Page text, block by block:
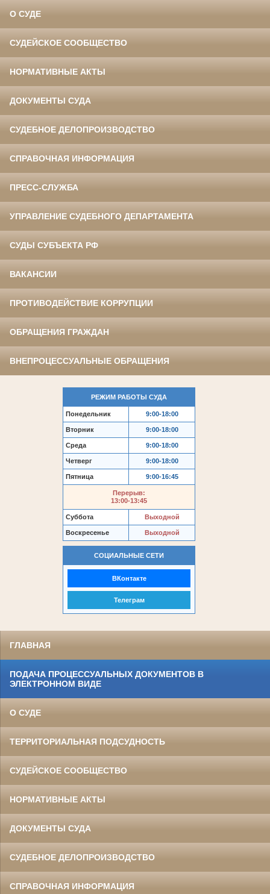
О СУДЕ
СУДЕЙСКОЕ СООБЩЕСТВО
НОРМАТИВНЫЕ АКТЫ
ДОКУМЕНТЫ СУДА
СУДЕБНОЕ ДЕЛОПРОИЗВОДСТВО
СПРАВОЧНАЯ ИНФОРМАЦИЯ
ПРЕСС-СЛУЖБА
УПРАВЛЕНИЕ СУДЕБНОГО ДЕПАРТАМЕНТА
СУДЫ СУБЪЕКТА РФ
ВАКАНСИИ
ПРОТИВОДЕЙСТВИЕ КОРРУПЦИИ
ОБРАЩЕНИЯ ГРАЖДАН
ВНЕПРОЦЕССУАЛЬНЫЕ ОБРАЩЕНИЯ
РЕЖИМ РАБОТЫ СУДА
Понедельник 9:00-18:00
Вторник 9:00-18:00
Среда 9:00-18:00
Четверг 9:00-18:00
Пятница 9:00-16:45
Перерыв:
13:00-13:45
Суббота Выходной
Воскресенье Выходной
СОЦИАЛЬНЫЕ СЕТИ
ВКонтакте
Телеграм
ГЛАВНАЯ
ПОДАЧА ПРОЦЕССУАЛЬНЫХ ДОКУМЕНТОВ В
ЭЛЕКТРОННОМ ВИДЕ
О СУДЕ
ТЕРРИТОРИАЛЬНАЯ ПОДСУДНОСТЬ
СУДЕЙСКОЕ СООБЩЕСТВО
НОРМАТИВНЫЕ АКТЫ
ДОКУМЕНТЫ СУДА
СУДЕБНОЕ ДЕЛОПРОИЗВОДСТВО
СПРАВОЧНАЯ ИНФОРМАЦИЯ